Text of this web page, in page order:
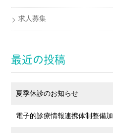
求人募集
最近の投稿
夏季休診のお知らせ
電子的診療情報連携体制整備